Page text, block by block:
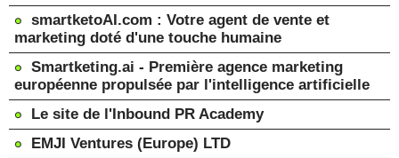
smartketoAI.com : Votre agent de vente et
marketing doté d'une touche humaine
Smartketing.ai - Première agence marketing
européenne propulsée par l'intelligence artificielle
Le site de l'Inbound PR Academy
EMJI Ventures (Europe) LTD